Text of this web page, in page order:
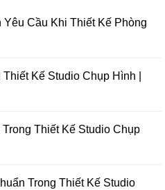
Yêu Cầu Khi Thiết Kế Phòng
Kế Studio Chụp Hình |
Thiết Kế Studio Chụp
Trong Thiết Kế Studio